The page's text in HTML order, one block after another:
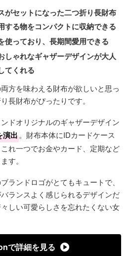
がセットになった二つ折り長財布
する物をコンパクトに収納できる
使っており、長期間愛用できる
しゃれなギャザーデザインが大人
てくれる
方を味わえる財布が欲しいと思っ
長財布がぴったりです。
ドオリジナルのギャザーデザイン
演出。財布本体にIDカードケース
れ一つでお金やカード、定期など
す。
ランドロゴがとてもキュートで、
ランスよく感じられるデザインだ
しい可愛らしさを忘れたくない女
で詳細を見る